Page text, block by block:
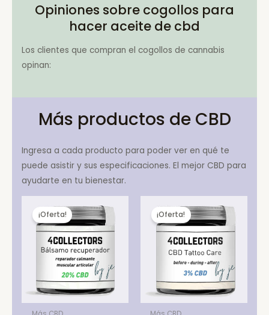
Opiniones sobre cogollos para
hacer aceite de cbd
Los clientes que compran el cogollos de cannabis
opinan:
Más productos de CBD
Ingresa a cada producto para poder ver en qué te
puede asistir y sus especificaciones. El mejor CBD para
ayudarte en tu bienestar.
¡Oferta! ¡Oferta!